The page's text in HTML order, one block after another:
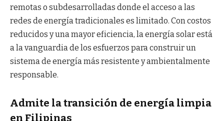
remotas o subdesarrolladas donde el acceso a las
redes de energía tradicionales es limitado. Con costos
reducidos y una mayor eficiencia, la energía solar está
a la vanguardia de los esfuerzos para construir un
sistema de energía más resistente y ambientalmente
responsable.
Admite la transición de energía limpia
en Filipinas